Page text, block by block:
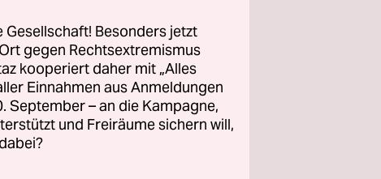
als
Sonntag
Für
müssen
Besonders jetzt
gegen Rechtsextremismus
kooperiert daher mit „Alles
Einnahmen aus Anmeldungen
September – an die Kampagne,
und Freiräume sichern will,